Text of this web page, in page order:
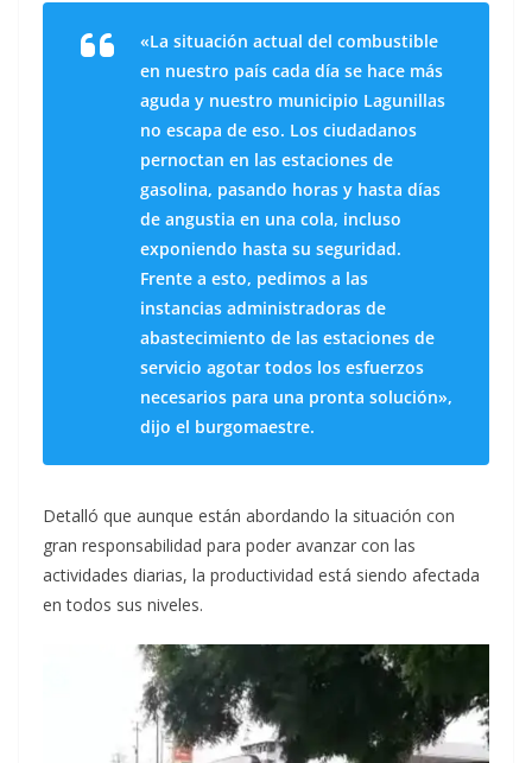
«La situación actual del combustible
en nuestro país cada día se hace más
aguda y nuestro municipio Lagunillas
no escapa de eso. Los ciudadanos
pernoctan en las estaciones de
gasolina, pasando horas y hasta días
de angustia en una cola, incluso
exponiendo hasta su seguridad.
Frente a esto, pedimos a las
instancias administradoras de
abastecimiento de las estaciones de
servicio agotar todos los esfuerzos
necesarios para una pronta solución»,
dijo el burgomaestre.
Detalló que aunque están abordando la situación con
gran responsabilidad para poder avanzar con las
actividades diarias, la productividad está siendo afectada
en todos sus niveles.